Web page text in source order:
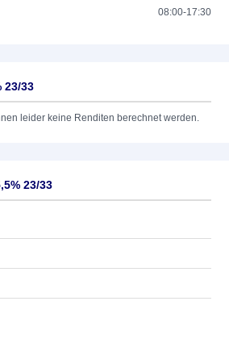
08:00-17:30
23/33
leider keine Renditen berechnet werden.
23/33